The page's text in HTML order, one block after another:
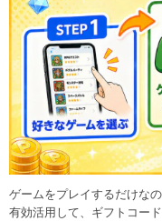
ゲームをプレイするだけな
有効活用して、ギフトコー